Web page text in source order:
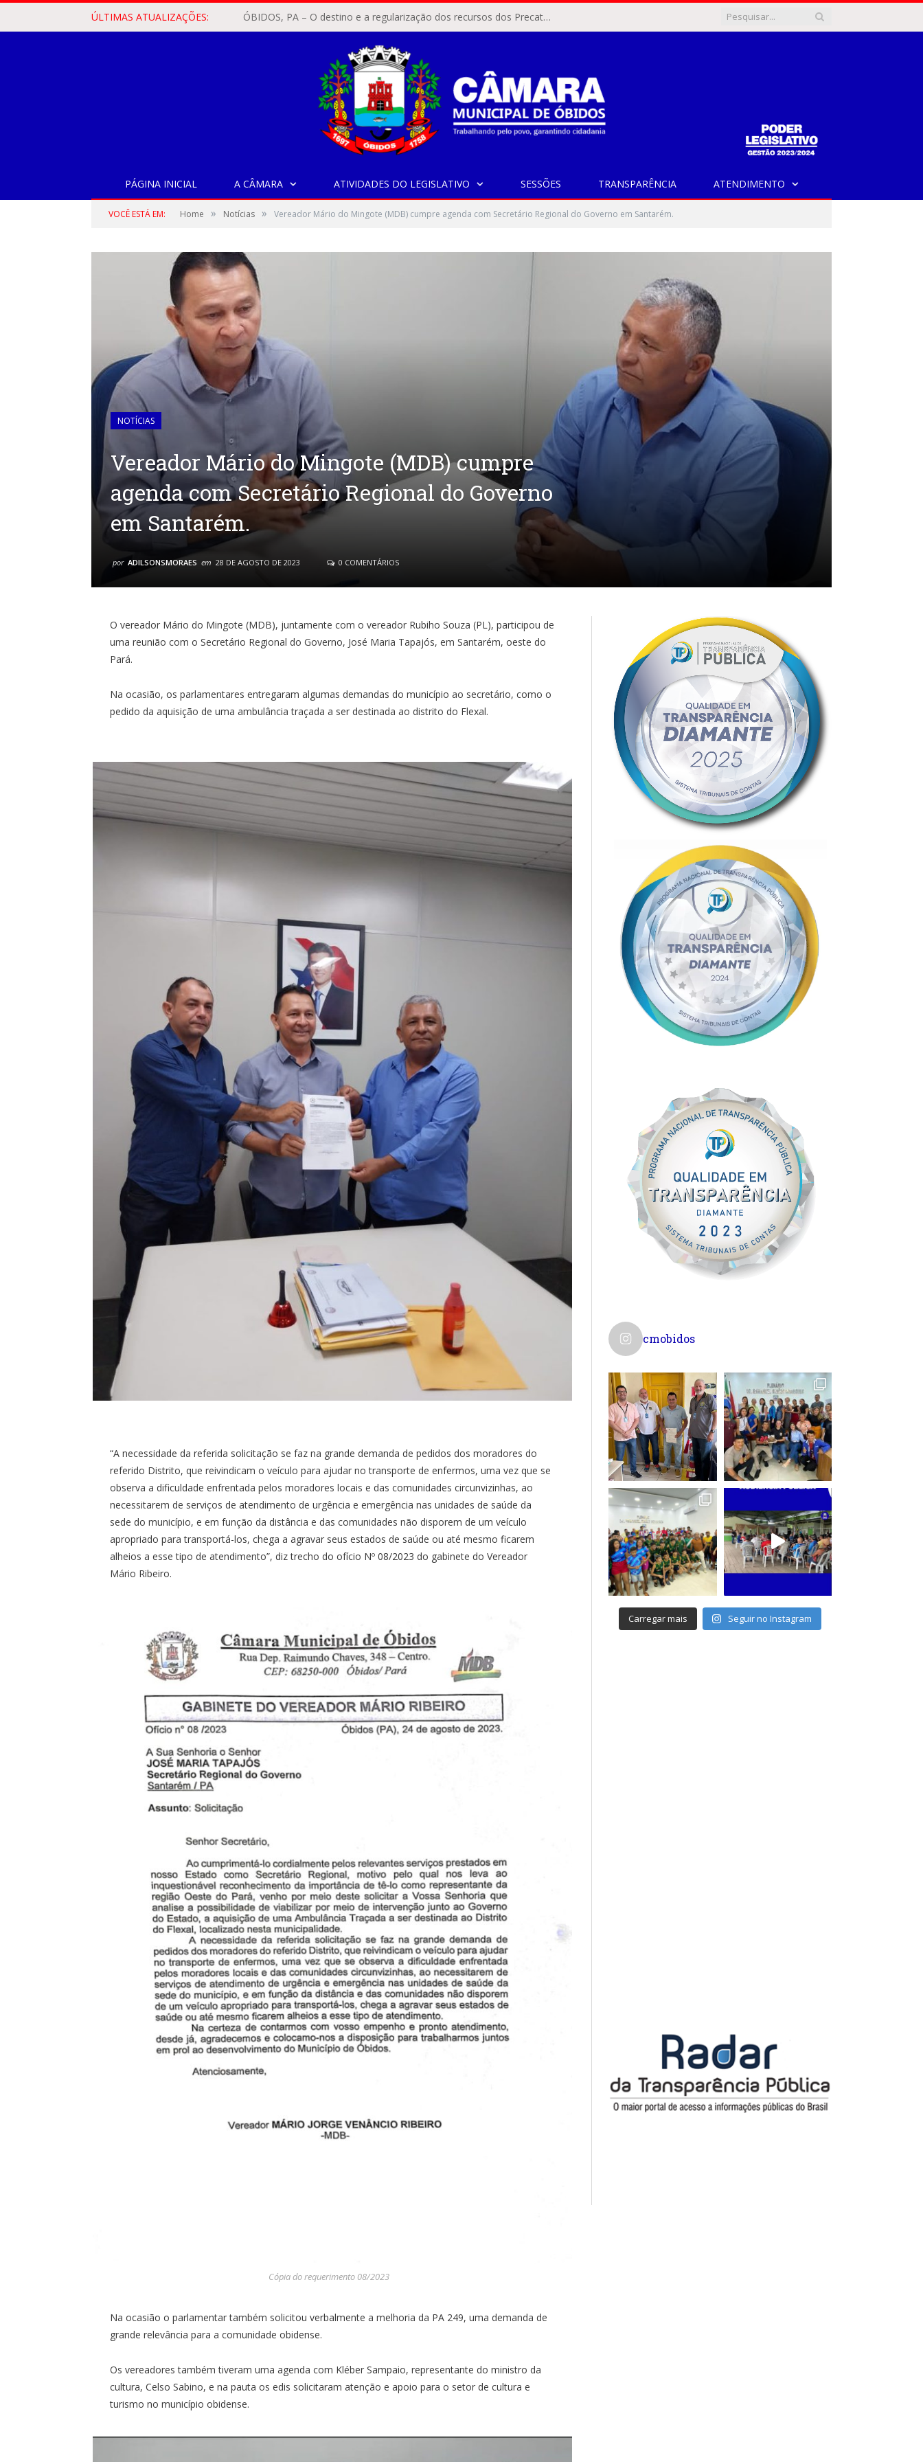
ÚLTIMAS ATUALIZAÇÕES: ÓBIDOS, PA – O destino e a regularização dos recursos dos Precatórios do FUNDEF (Fundo de Manutenção e Desenvolvimento do Ensino Fundamental e de Valorização do Magistério) voltaram a pautar as discussões na Câmara Municipal de Óbidos.
PÁGINA INICIAL A CÂMARA ATIVIDADES DO LEGISLATIVO SESSÕES TRANSPARÊNCIA ATENDIMENTO
VOCÊ ESTÁ EM: Home » Notícias » Vereador Mário do Mingote (MDB) cumpre agenda com Secretário Regional do Governo em Santarém.
NOTÍCIAS
Vereador Mário do Mingote (MDB) cumpre
agenda com Secretário Regional do Governo
em Santarém.
por ADILSONSMORAES em 28 DE AGOSTO DE 2023 0 COMENTÁRIOS
O vereador Mário do Mingote (MDB), juntamente com o vereador Rubiho Souza (PL), participou de
uma reunião com o Secretário Regional do Governo, José Maria Tapajós, em Santarém, oeste do
Pará.
Na ocasião, os parlamentares entregaram algumas demandas do município ao secretário, como o
pedido da aquisição de uma ambulância traçada a ser destinada ao distrito do Flexal.
“A necessidade da referida solicitação se faz na grande demanda de pedidos dos moradores do
referido Distrito, que reivindicam o veículo para ajudar no transporte de enfermos, uma vez que se
observa a dificuldade enfrentada pelos moradores locais e das comunidades circunvizinhas, ao
necessitarem de serviços de atendimento de urgência e emergência nas unidades de saúde da
sede do município, e em função da distância e das comunidades não disporem de um veículo
apropriado para transportá-los, chega a agravar seus estados de saúde ou até mesmo ficarem
alheios a esse tipo de atendimento”, diz trecho do ofício Nº 08/2023 do gabinete do Vereador
Mário Ribeiro.
Cópia do requerimento 08/2023
Na ocasião o parlamentar também solicitou verbalmente a melhoria da PA 249, uma demanda de
grande relevância para a comunidade obidense.
Os vereadores também tiveram uma agenda com Kléber Sampaio, representante do ministro da
cultura, Celso Sabino, e na pauta os edis solicitaram atenção e apoio para o setor de cultura e
turismo no município obidense.
cmobidos
Carregar mais Seguir no Instagram